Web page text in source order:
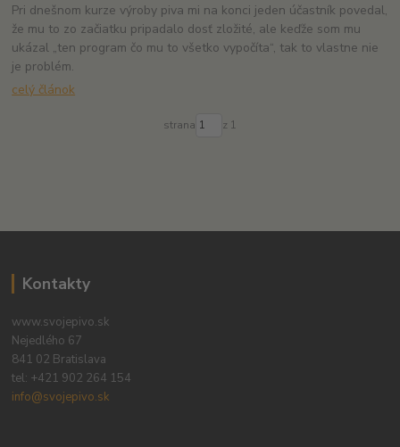
Pri dnešnom kurze výroby piva mi na konci jeden účastník povedal,
že mu to zo začiatku pripadalo dosť zložité, ale keďže som mu
ukázal „ten program čo mu to všetko vypočíta“, tak to vlastne nie
je problém.
celý článok
strana z 1
Kontakty
www.svojepivo.sk
Nejedlého 67
841 02 Bratislava
tel: +421 902 264 154
info@svojepivo.sk